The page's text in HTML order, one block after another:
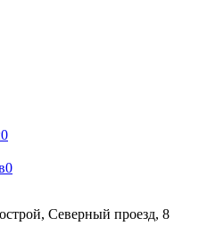
0
0
Северный проезд, 8